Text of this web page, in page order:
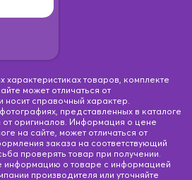
характеристиках товаров, комплекте
может отличаться от
носит справочный характер.
представленных в каталоге
от оригиналов. Информация о цене
на сайте, может отличаться от
заказа на соответствующий
проверять товар при получении.
информацию о товаре с информацией
производителя или уточняйте